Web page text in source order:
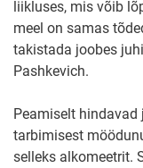
liikluses, mis võib
meel on samas
takistada joobes
Pashkevich.
Peamiselt
tarbimisest
selleks alkomeetrit.